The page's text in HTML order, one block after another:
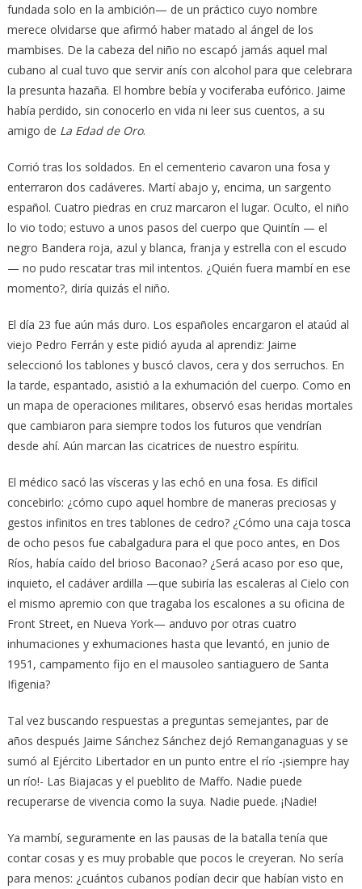
fundada solo en la ambición— de un práctico cuyo nombre
merece olvidarse que afirmó haber matado al ángel de los
mambises. De la cabeza del niño no escapó jamás aquel mal
cubano al cual tuvo que servir anís con alcohol para que celebrara
la presunta hazaña. El hombre bebía y vociferaba eufórico. Jaime
había perdido, sin conocerlo en vida ni leer sus cuentos, a su
amigo de La Edad de Oro.
Corrió tras los soldados. En el cementerio cavaron una fosa y
enterraron dos cadáveres. Martí abajo y, encima, un sargento
español. Cuatro piedras en cruz marcaron el lugar. Oculto, el niño
lo vio todo; estuvo a unos pasos del cuerpo que Quintín — el
negro Bandera roja, azul y blanca, franja y estrella con el escudo
— no pudo rescatar tras mil intentos. ¿Quién fuera mambí en ese
momento?, diría quizás el niño.
El día 23 fue aún más duro. Los españoles encargaron el ataúd al
viejo Pedro Ferrán y este pidió ayuda al aprendiz: Jaime
seleccionó los tablones y buscó clavos, cera y dos serruchos. En
la tarde, espantado, asistió a la exhumación del cuerpo. Como en
un mapa de operaciones militares, observó esas heridas mortales
que cambiaron para siempre todos los futuros que vendrían
desde ahí. Aún marcan las cicatrices de nuestro espíritu.
El médico sacó las vísceras y las echó en una fosa. Es difícil
concebirlo: ¿cómo cupo aquel hombre de maneras preciosas y
gestos infinitos en tres tablones de cedro? ¿Cómo una caja tosca
de ocho pesos fue cabalgadura para el que poco antes, en Dos
Ríos, había caído del brioso Baconao? ¿Será acaso por eso que,
inquieto, el cadáver ardilla —que subiría las escaleras al Cielo con
el mismo apremio con que tragaba los escalones a su oficina de
Front Street, en Nueva York— anduvo por otras cuatro
inhumaciones y exhumaciones hasta que levantó, en junio de
1951, campamento fijo en el mausoleo santiaguero de Santa
Ifigenia?
Tal vez buscando respuestas a preguntas semejantes, par de
años después Jaime Sánchez Sánchez dejó Remanganaguas y se
sumó al Ejército Libertador en un punto entre el río -¡siempre hay
un río!- Las Biajacas y el pueblito de Maffo. Nadie puede
recuperarse de vivencia como la suya. Nadie puede. ¡Nadie!
Ya mambí, seguramente en las pausas de la batalla tenía que
contar cosas y es muy probable que pocos le creyeran. No sería
para menos: ¿cuántos cubanos podían decir que habían visto en